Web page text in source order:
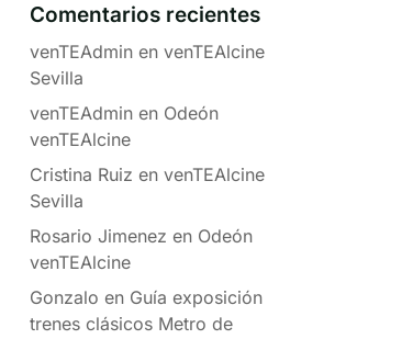
Comentarios recientes
venTEAdminen venTEAlcine
Sevilla
venTEAdminen Odeón
venTEAlcine
Cristina Ruiz en venTEAlcine
Sevilla
Rosario Jimenez en Odeón
venTEAlcine
Gonzalo en Guía exposición
trenes clásicos Metro de